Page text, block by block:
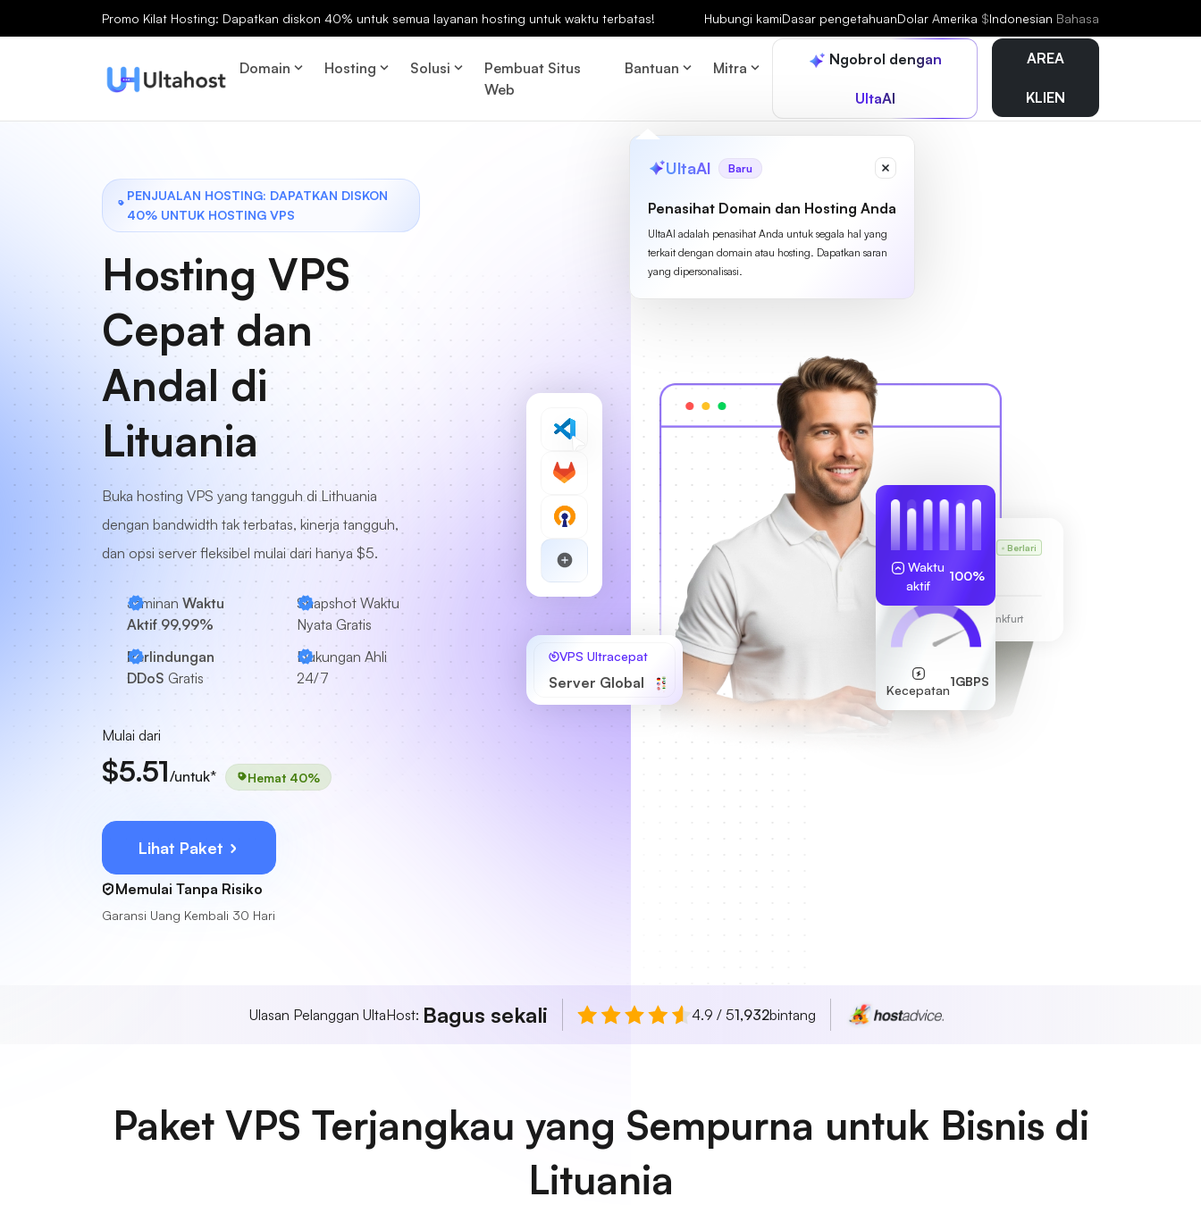
Promo Kilat Hosting: Dapatkan diskon 40% untuk semua layanan hosting untuk waktu terbatas! Hubungi kamiDasar pengetahuanDolar Amerika $Indonesian Bahasa
Domain Hosting Solusi
Pembuat Situs
Web
Bantuan Mitra Ngobrol dengan
UltaAI
UltaAI Baru
Penasihat Domain dan Hosting Anda
UltaAI adalah penasihat Anda untuk segala hal yang
terkait dengan domain atau hosting. Dapatkan saran
yang dipersonalisasi.
AREA
KLIEN
PENJUALAN HOSTING: DAPATKAN DISKON
40% UNTUK HOSTING VPS
Hosting VPS
Cepat dan
Andal di
Lituania
Buka hosting VPS yang tangguh di Lithuania
dengan bandwidth tak terbatas, kinerja tangguh,
dan opsi server fleksibel mulai dari hanya $5.
Jaminan Waktu
Aktif 99,99%
Snapshot Waktu
Nyata Gratis
Perlindungan
DDoS Gratis
Dukungan Ahli
24/7
Mulai dari
$5.51/untuk* Hemat 40%
Lihat Paket
Memulai Tanpa Risiko
Garansi Uang Kembali 30 Hari
VPS milik Karl Berlari
255.189.85.19
Pusat Data Frankfurt
Kecepatan
1GBPS
Waktu
aktif
100%
VPS Ultracepat
Server Global
Ulasan Pelanggan UltaHost: Bagus sekali 4.9 / 51,932bintang
Paket VPS Terjangkau yang Sempurna untuk Bisnis di
Lituania